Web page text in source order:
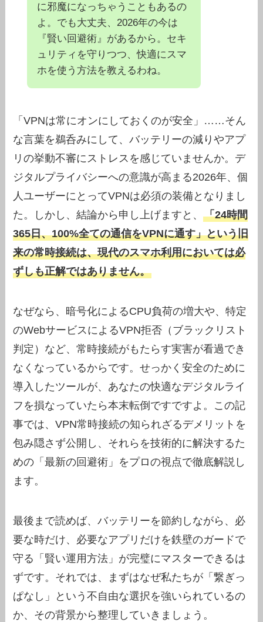
に邪魔になっちゃうこともあるの
よ。でも大丈夫、2026年の今は
『賢い回避術』があるから。セキ
ュリティを守りつつ、快適にスマ
ホを使う方法を教えるわね。
「VPNは常にオンにしておくのが安全」……そん
な言葉を鵜呑みにして、バッテリーの減りやアプ
リの挙動不審にストレスを感じていませんか。デ
ジタルプライバシーへの意識が高まる2026年、個
人ユーザーにとってVPNは必須の装備となりまし
た。しかし、結論から申し上げますと、「24時間
365日、100%全ての通信をVPNに通す」という旧
来の常時接続は、現代のスマホ利用においては必
ずしも正解ではありません。
なぜなら、暗号化によるCPU負荷の増大や、特定
のWebサービスによるVPN拒否（ブラックリスト
判定）など、常時接続がもたらす実害が看過でき
なくなっているからです。せっかく安全のために
導入したツールが、あなたの快適なデジタルライ
フを損なっていたら本末転倒ですですよ。この記
事では、VPN常時接続の知られざるデメリットを
包み隠さず公開し、それらを技術的に解決するた
めの「最新の回避術」をプロの視点で徹底解説し
ます。
最後まで読めば、バッテリーを節約しながら、必
要な時だけ、必要なアプリだけを鉄壁のガードで
守る「賢い運用方法」が完璧にマスターできるは
ずです。それでは、まずはなぜ私たちが「繋ぎっ
ぱなし」という不自由な選択を強いられているの
か、その背景から整理していきましょう。